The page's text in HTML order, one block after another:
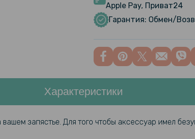
Защитный
47mm с
Garmin
Ремешок
Instinct 3
Apple Pay, Приват24
Гарантия: Обмен/
Характеристики
запястье. Для того чтобы аксессуар имел